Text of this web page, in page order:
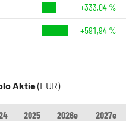
+333,04 %
+591,94 %
Aktie(EUR)
2025 2026e
2027e